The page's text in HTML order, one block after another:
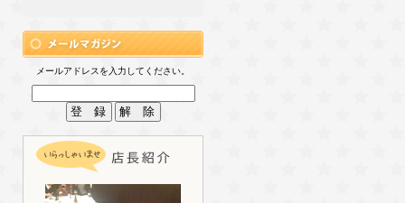
メールアドレスを入力してください。